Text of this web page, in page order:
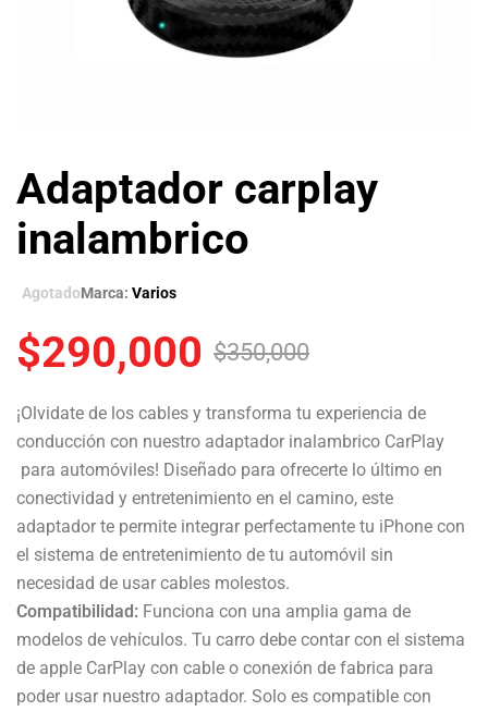
Adaptador carplay
inalambrico
AgotadoMarca: Varios
$350,000
$290,000
¡Olvidate de los cables y transforma tu experiencia de
conducción con nuestro adaptador inalambrico CarPlay
para automóviles! Diseñado para ofrecerte lo último en
conectividad y entretenimiento en el camino, este
adaptador te permite integrar perfectamente tu iPhone con
el sistema de entretenimiento de tu automóvil sin
necesidad de usar cables molestos.
Compatibilidad: Funciona con una amplia gama de
modelos de vehículos. Tu carro debe contar con el sistema
de apple CarPlay con cable o conexión de fabrica para
poder usar nuestro adaptador. Solo es compatible con